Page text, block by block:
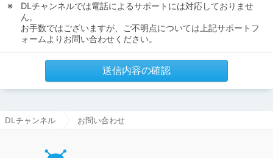
DLチャンネルでは電話によるサポートには対応しておりませ
ん。
お手数ではございますが、ご不明点については上記サポートフ
ォームよりお問い合わせください。
送信内容の確認
DLチャンネル お問い合わせ